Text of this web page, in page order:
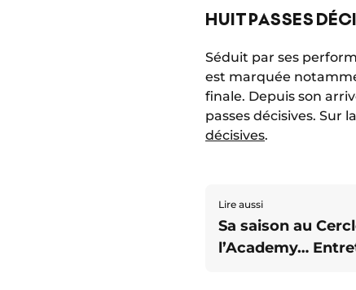
HUIT PASSES
Séduit par ses
est marquée
finale. Depuis son
passes décisives. Sur
décisives.
Lire aussi
Sa saison au
l’Academy…